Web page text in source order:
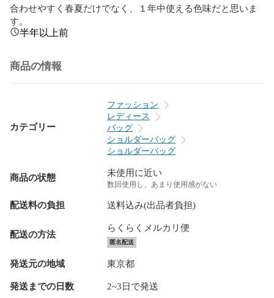
合わせやすく春夏だけでなく、１年中使える色味だと思いま
す。
半年以上前
商品の情報
カテゴリー
ファッション
レディース
バッグ
ショルダーバッグ
ショルダーバッグ
商品の状態 未使用に近い
数回使用し、あまり使用感がない
配送料の負担 送料込み(出品者負担)
配送の方法
らくらくメルカリ便
匿名配送
発送元の地域 東京都
発送までの日数 2~3日で発送